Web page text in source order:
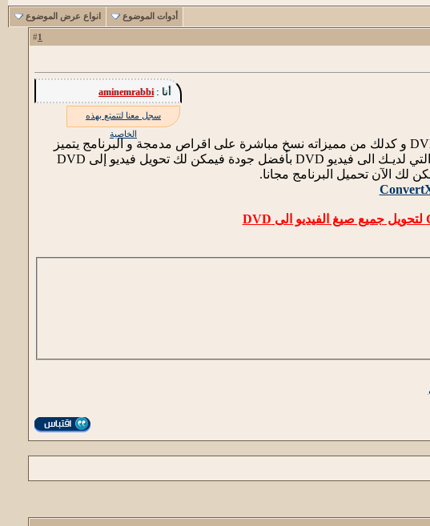
أدوات الموضوع انواع عرض الموضوع
1
أنا :aminemrabbi
سجل معنا لتتمتع بهذه
الخاصية
يتيح لك إمكانية تحويل جميع صيغ الفيديو الى فيديو DVD و كدلك من مميزاته نسخ مباشرة على اقراص مدمجة و البرنامج يتميز
بالسرعة في تحويل الفيديو و السهولة في العمل بحيث يمكنك تحويل جميع صيغ الفيديو التي لديـك الى فيديو DVD بأفضل جودة فيمكن لك تحويل فيديو إلى DVD
لك الآن تحميل البرنامج مجانا.